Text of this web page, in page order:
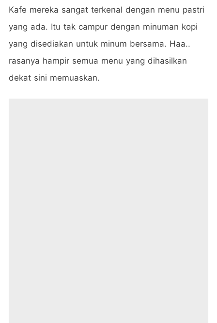
Kafe mereka sangat terkenal dengan menu pastri
yang ada. Itu tak campur dengan minuman kopi
yang disediakan untuk minum bersama. Haa..
rasanya hampir semua menu yang dihasilkan
dekat sini memuaskan.